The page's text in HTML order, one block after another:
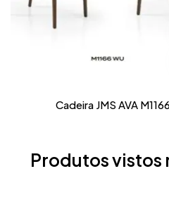
Cadeira JMS AVA
Produtos